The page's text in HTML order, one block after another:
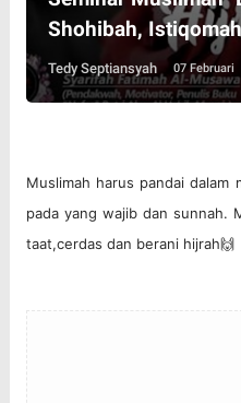
Shohibah,
Tedy Septiansyah 07 Februari
Muslimah harus pandai dalam
pada yang wajib dan sunnah.
taat,cerdas dan berani hijrah🙌